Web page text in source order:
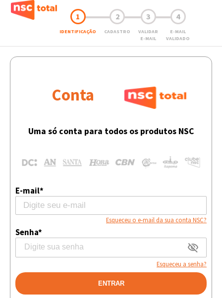
1
IDENTIFICAÇÃO
2
CADASTRO
3
VALIDAR
E-MAIL
4
E-MAIL
VALIDADO
Conta
Uma só conta para todos os produtos NSC
E-mail*
Esqueceu o e-mail da sua conta NSC?
Senha*
Esqueceu a senha?
ENTRAR